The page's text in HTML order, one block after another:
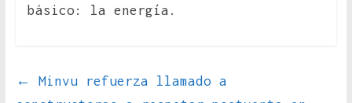
básico: la energía.
←
Minvu refuerza llamado a